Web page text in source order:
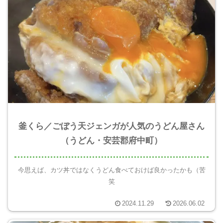
釜くら／ごぼう天ジェンガが人気のうどん屋さん
（うどん・安芸郡府中町）
今思えば、カツ丼ではなくうどん食べておけば良かったかも（苦
笑
2024.11.29 2026.06.02